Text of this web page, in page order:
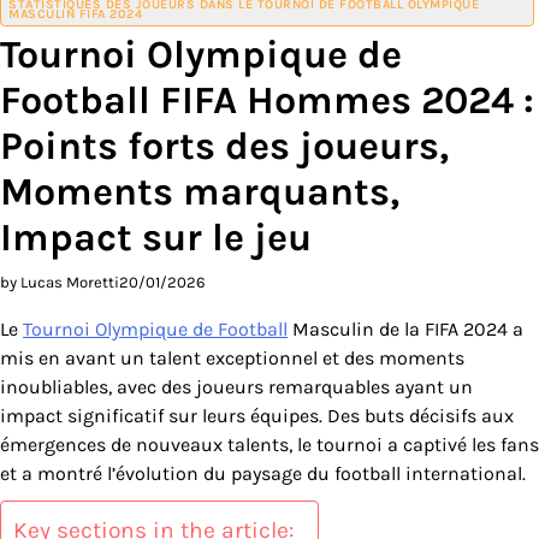
STATISTIQUES DES JOUEURS DANS LE TOURNOI DE FOOTBALL OLYMPIQUE
MASCULIN FIFA 2024
Tournoi Olympique de
Football FIFA Hommes 2024 :
Points forts des joueurs,
Moments marquants,
Impact sur le jeu
by Lucas Moretti20/01/2026
Le Tournoi Olympique de Football Masculin de la FIFA 2024 a
mis en avant un talent exceptionnel et des moments
inoubliables, avec des joueurs remarquables ayant un
impact significatif sur leurs équipes. Des buts décisifs aux
émergences de nouveaux talents, le tournoi a captivé les fans
et a montré l’évolution du paysage du football international.
Key sections in the article: